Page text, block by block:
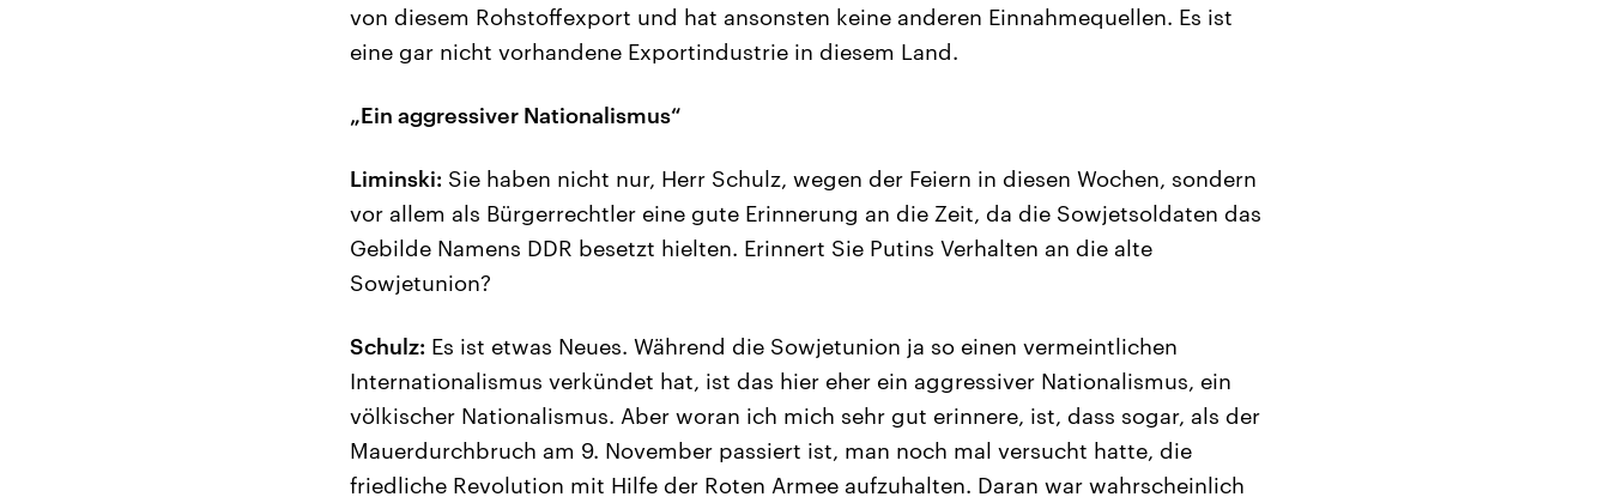
von diesem Rohstoffexport und hat ansonsten keine anderen Einnahmequellen. Es ist
eine gar nicht vorhandene Exportindustrie in diesem Land.
„Ein aggressiver Nationalismus“
Liminski: Sie haben nicht nur, Herr Schulz, wegen der Feiern in diesen Wochen, sondern
vor allem als Bürgerrechtler eine gute Erinnerung an die Zeit, da die Sowjetsoldaten das
Gebilde Namens DDR besetzt hielten. Erinnert Sie Putins Verhalten an die alte
Sowjetunion?
Schulz: Es ist etwas Neues. Während die Sowjetunion ja so einen vermeintlichen
Internationalismus verkündet hat, ist das hier eher ein aggressiver Nationalismus, ein
völkischer Nationalismus. Aber woran ich mich sehr gut erinnere, ist, dass sogar, als der
Mauerdurchbruch am 9. November passiert ist, man noch mal versucht hatte, die
friedliche Revolution mit Hilfe der Roten Armee aufzuhalten. Daran war wahrscheinlich